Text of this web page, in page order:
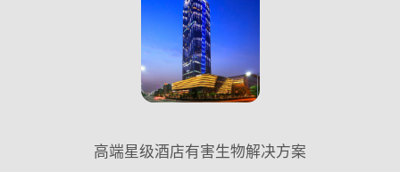
的问题。对此，广...
高端星级酒店有害生物解决方案